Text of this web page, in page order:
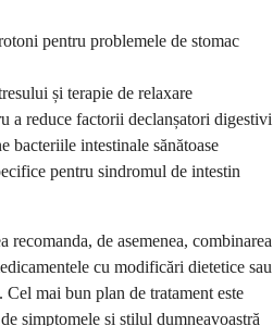
pentru problemele de stomac
și terapie de relaxare
a reduce factorii declanșatori digestivi
bacteriile intestinale sănătoase
pentru sindromul de intestin
recomanda, de asemenea, combinarea
cu modificări dietetice sau
mai bun plan de tratament este
simptomele și stilul dumneavoastră